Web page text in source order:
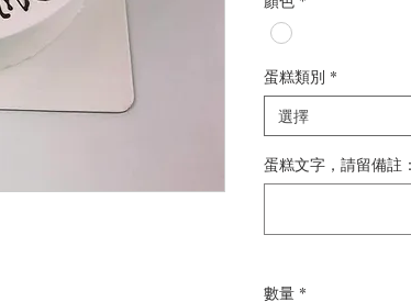
蛋糕類別 *
選擇
蛋糕文字，請留備註
數量 *